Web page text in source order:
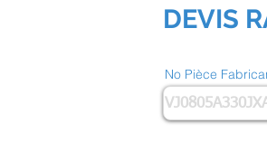
DEVIS
No Pièce